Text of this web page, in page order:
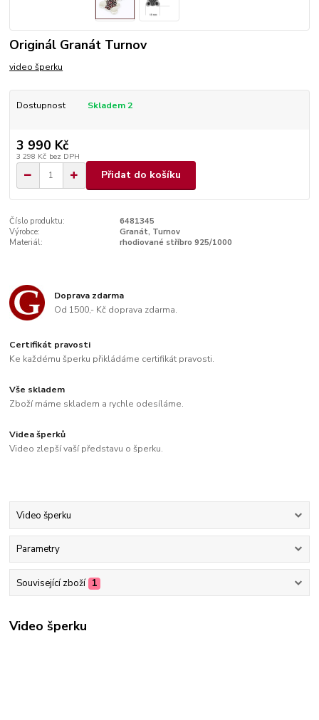
Originál Granát Turnov
video šperku
Dostupnost Skladem 2
3 990 Kč
3 298 Kč bez DPH
Přidat do košíku
Číslo produktu:
6481345
Výrobce:
Granát, Turnov
Materiál:
rhodiované stříbro 925/1000
Doprava zdarma
Od 1500,- Kč doprava zdarma.
Certifikát pravosti
Ke každému šperku přikládáme certifikát pravosti.
Vše skladem
Zboží máme skladem a rychle odesíláme.
Videa šperků
Video zlepší vaší představu o šperku.
Video šperku
Parametry
Související zboží 1
Video šperku